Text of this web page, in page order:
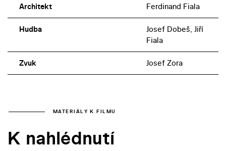
Architekt Ferdinand Fiala
Hudba
Josef Dobeš, Jiří
Fiala
Zvuk Josef Zora
MATERIÁLY K FILMU
K nahlédnutí